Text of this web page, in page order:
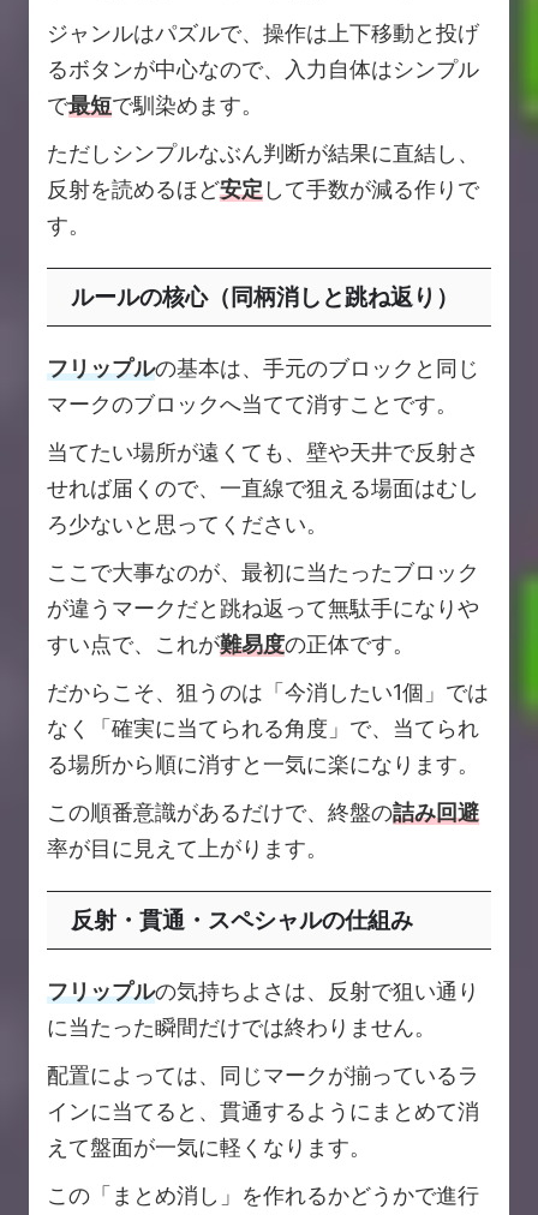
ジャンルはパズルで、操作は上下移動と投げ
るボタンが中心なので、入力自体はシンプル
で最短で馴染めます。
ただしシンプルなぶん判断が結果に直結し、
反射を読めるほど安定して手数が減る作りで
す。
ルールの核心（同柄消しと跳ね返り）
フリップルの基本は、手元のブロックと同じ
マークのブロックへ当てて消すことです。
当てたい場所が遠くても、壁や天井で反射さ
せれば届くので、一直線で狙える場面はむし
ろ少ないと思ってください。
ここで大事なのが、最初に当たったブロック
が違うマークだと跳ね返って無駄手になりや
すい点で、これが難易度の正体です。
だからこそ、狙うのは「今消したい1個」では
なく「確実に当てられる角度」で、当てられ
る場所から順に消すと一気に楽になります。
この順番意識があるだけで、終盤の詰み回避
率が目に見えて上がります。
反射・貫通・スペシャルの仕組み
フリップルの気持ちよさは、反射で狙い通り
に当たった瞬間だけでは終わりません。
配置によっては、同じマークが揃っているラ
インに当てると、貫通するようにまとめて消
えて盤面が一気に軽くなります。
この「まとめ消し」を作れるかどうかで進行